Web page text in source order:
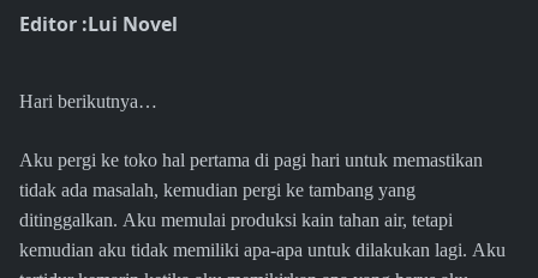
Editor :Lui Novel
Hari berikutnya…
Aku pergi ke toko hal pertama di pagi hari untuk memastikan
tidak ada masalah, kemudian pergi ke tambang yang
ditinggalkan. Aku memulai produksi kain tahan air, tetapi
kemudian aku tidak memiliki apa-apa untuk dilakukan lagi. Aku